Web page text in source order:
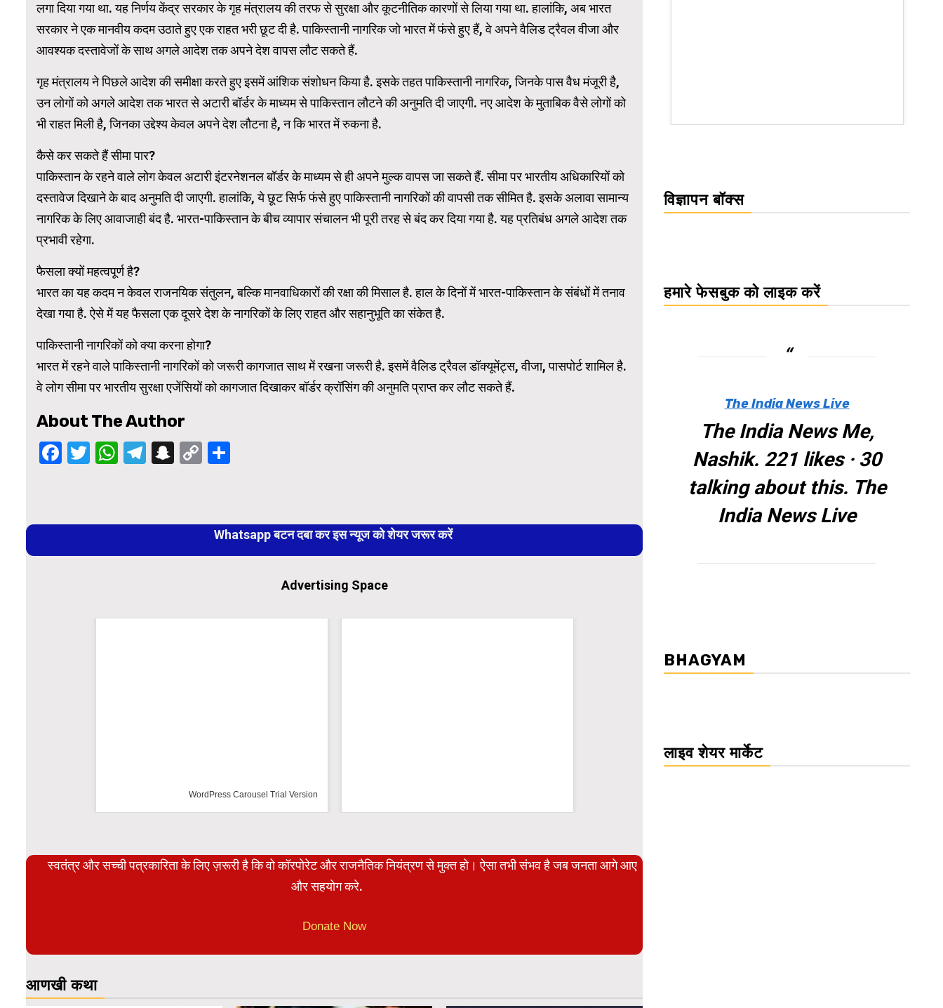
लगा दिया गया था. यह निर्णय केंद्र सरकार के गृह मंत्रालय की तरफ से सुरक्षा और कूटनीतिक कारणों से लिया गया था. हालांकि, अब भारत
सरकार ने एक मानवीय कदम उठाते हुए एक राहत भरी छूट दी है. पाकिस्तानी नागरिक जो भारत में फंसे हुए हैं, वे अपने वैलिड ट्रैवल वीजा और
आवश्यक दस्तावेजों के साथ अगले आदेश तक अपने देश वापस लौट सकते हैं.
गृह मंत्रालय ने पिछले आदेश की समीक्षा करते हुए इसमें आंशिक संशोधन किया है. इसके तहत पाकिस्तानी नागरिक, जिनके पास वैध मंजूरी है,
उन लोगों को अगले आदेश तक भारत से अटारी बॉर्डर के माध्यम से पाकिस्तान लौटने की अनुमति दी जाएगी. नए आदेश के मुताबिक वैसे लोगों को
भी राहत मिली है, जिनका उद्देश्य केवल अपने देश लौटना है, न कि भारत में रुकना है.
कैसे कर सकते हैं सीमा पार?
पाकिस्तान के रहने वाले लोग केवल अटारी इंटरनेशनल बॉर्डर के माध्यम से ही अपने मुल्क वापस जा सकते हैं. सीमा पर भारतीय अधिकारियों को
दस्तावेज दिखाने के बाद अनुमति दी जाएगी. हालांकि, ये छूट सिर्फ फंसे हुए पाकिस्तानी नागरिकों की वापसी तक सीमित है. इसके अलावा सामान्य
नागरिक के लिए आवाजाही बंद है. भारत-पाकिस्तान के बीच व्यापार संचालन भी पूरी तरह से बंद कर दिया गया है. यह प्रतिबंध अगले आदेश तक
प्रभावी रहेगा.
फैसला क्यों महत्वपूर्ण है?
भारत का यह कदम न केवल राजनयिक संतुलन, बल्कि मानवाधिकारों की रक्षा की मिसाल है. हाल के दिनों में भारत-पाकिस्तान के संबंधों में तनाव
देखा गया है. ऐसे में यह फैसला एक दूसरे देश के नागरिकों के लिए राहत और सहानुभूति का संकेत है.
पाकिस्तानी नागरिकों को क्या करना होगा?
भारत में रहने वाले पाकिस्तानी नागरिकों को जरूरी कागजात साथ में रखना जरूरी है. इसमें वैलिड ट्रैवल डॉक्यूमेंट्स, वीजा, पासपोर्ट शामिल है.
वे लोग सीमा पर भारतीय सुरक्षा एजेंसियों को कागजात दिखाकर बॉर्डर क्रॉसिंग की अनुमति प्राप्त कर लौट सकते हैं.
About The Author
Facebook
Twitter
WhatsApp
Telegram
Snapchat
Copy
Reading
Whatsapp बटन दबा कर इस न्यूज को शेयर जरूर करें
Advertising Space
WordPress Carousel Trial Version
स्वतंत्र और सच्ची पत्रकारिता के लिए ज़रूरी है कि वो कॉरपोरेट और राजनैतिक नियंत्रण से मुक्त हो। ऐसा तभी संभव है जब जनता आगे आए
और सहयोग करे.
Donate Now
आणखी कथा
WordPress Carousel Trial Version WordPress Carousel Trial Version
विज्ञापन बॉक्स
हमारे फेसबुक को लाइक करें
The India News Live
The India News Me,
Nashik. 221 likes · 30
talking about this. The
India News Live
BHAGYAM
लाइव शेयर मार्केट